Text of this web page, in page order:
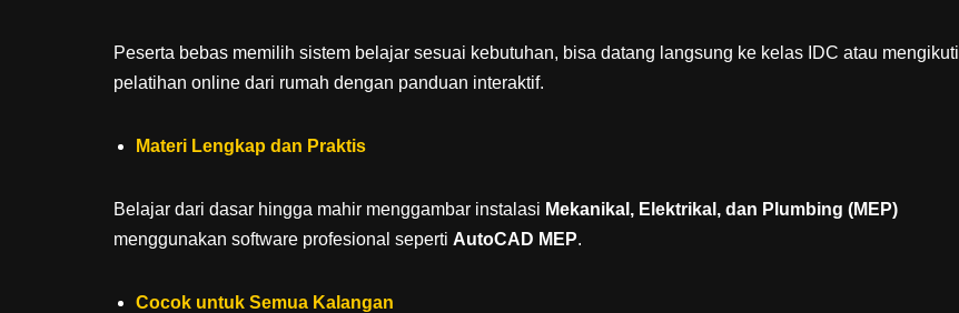
Peserta bebas memilih sistem belajar sesuai kebutuhan, bisa datang langsung ke kelas IDC atau mengikuti
pelatihan online dari rumah dengan panduan interaktif.
Materi Lengkap dan Praktis
Belajar dari dasar hingga mahir menggambar instalasi Mekanikal, Elektrikal, dan Plumbing (MEP)
menggunakan software profesional seperti AutoCAD MEP.
Cocok untuk Semua Kalangan